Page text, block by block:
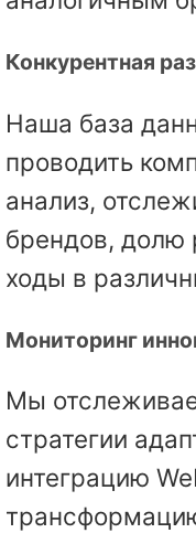
Конкурентная
Наша база
проводить
анализ,
брендов, долю
ходы в
Мониторинг
Мы
стратегии
интеграцию